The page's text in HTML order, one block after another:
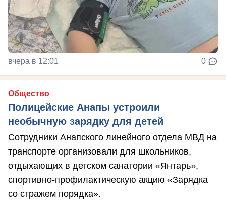
вчера в 12:01 0
Общество
Полицейские Анапы устроили
необычную зарядку для детей
Сотрудники Анапского линейного отдела МВД на
транспорте организовали для школьников,
отдыхающих в детском санатории «Янтарь»,
спортивно-профилактическую акцию «Зарядка
со стражем порядка».